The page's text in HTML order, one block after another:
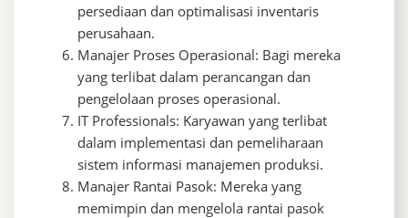
persediaan dan optimalisasi inventaris
perusahaan.
Manajer Proses Operasional: Bagi mereka
yang terlibat dalam perancangan dan
pengelolaan proses operasional.
IT Professionals: Karyawan yang terlibat
dalam implementasi dan pemeliharaan
sistem informasi manajemen produksi.
Manajer Rantai Pasok: Mereka yang
memimpin dan mengelola rantai pasok